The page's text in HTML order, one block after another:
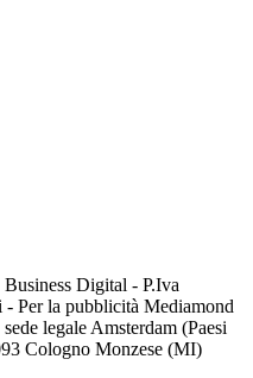
Digital - P.Iva
Per la pubblicità Mediamond
legale Amsterdam (Paesi
Cologno Monzese (MI)